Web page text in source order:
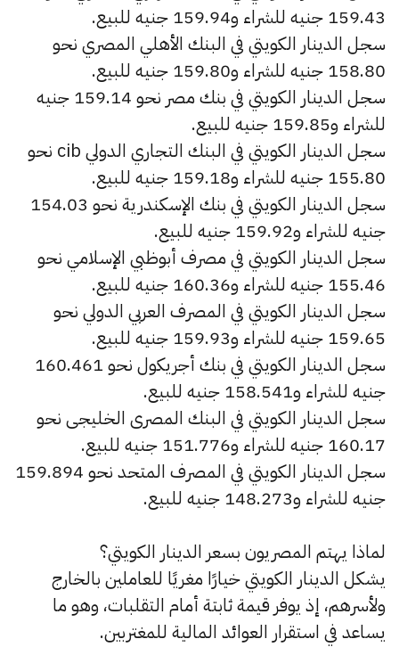
159.43 جنيه للشراء و159.94 جنيه للبيع.
سجل الدينار الكويتي في البنك الأهلي المصري نحو
158.80 جنيه للشراء و159.80 جنيه للبيع.
سجل الدينار الكويتي في بنك مصر نحو 159.14 جنيه
للشراء و159.85 جنيه للبيع.
سجل الدينار الكويتي في البنك التجاري الدولي cib نحو
155.80 جنيه للشراء و159.18 جنيه للبيع.
سجل الدينار الكويتي في بنك الإسكندرية نحو 154.03
جنيه للشراء و159.92 جنيه للبيع.
سجل الدينار الكويتي في مصرف أبوظبي الإسلامي نحو
155.46 جنيه للشراء و160.36 جنيه للبيع.
سجل الدينار الكويتي في المصرف العربي الدولي نحو
159.65 جنيه للشراء و159.93 جنيه للبيع.
سجل الدينار الكويتي في بنك أجريكول نحو 160.461
جنيه للشراء و158.541 جنيه للبيع.
سجل الدينار الكويتي في البنك المصرى الخليجى نحو
160.17 جنيه للشراء و151.776 جنيه للبيع.
سجل الدينار الكويتي في المصرف المتحد نحو 159.894
جنيه للشراء و148.273 جنيه للبيع.
لماذا يهتم المصريون بسعر الدينار الكويتي؟
يشكل الدينار الكويتي خيارًا مغريًا للعاملين بالخارج
ولأسرهم، إذ يوفر قيمة ثابتة أمام التقلبات، وهو ما
يساعد في استقرار العوائد المالية للمغتربين.